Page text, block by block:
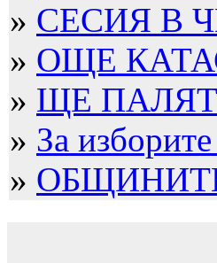
» СЕСИЯ В
» ОЩЕ
» ЩЕ
» За
»